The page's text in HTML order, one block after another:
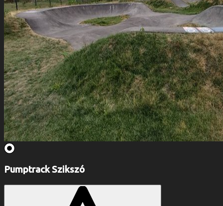
Pumptrack Szikszó